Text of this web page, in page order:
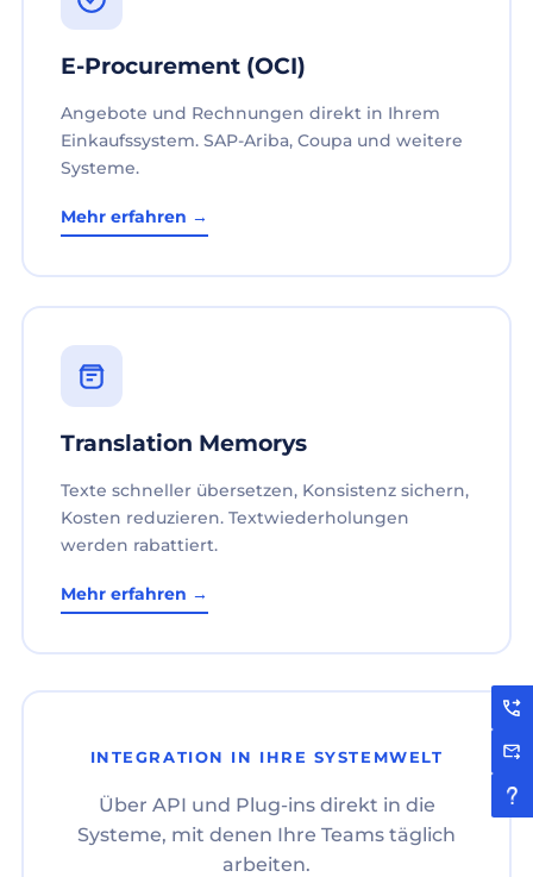
E-Procurement (OCI)
Angebote und Rechnungen direkt in Ihrem
Einkaufssystem. SAP-Ariba, Coupa und weitere
Systeme.
Mehr erfahren →
Translation Memorys
Texte schneller übersetzen, Konsistenz sichern,
Kosten reduzieren. Textwiederholungen
werden rabattiert.
Mehr erfahren →
INTEGRATION IN IHRE SYSTEMWELT
Über API und Plug-ins direkt in die
Systeme, mit denen Ihre Teams täglich
arbeiten.